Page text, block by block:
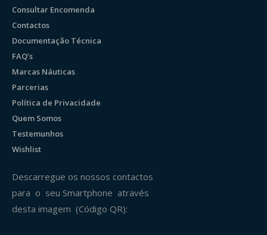
Consultar Encomenda
Contactos
Documentação Técnica
FAQ’s
Marcas Náuticas
Parcerias
Política de Privacidade
Quem Somos
Testemunhos
Wishlist
Descarregue os nossos contactos
para o seu Smartphone através
desta imagem (Código QR):